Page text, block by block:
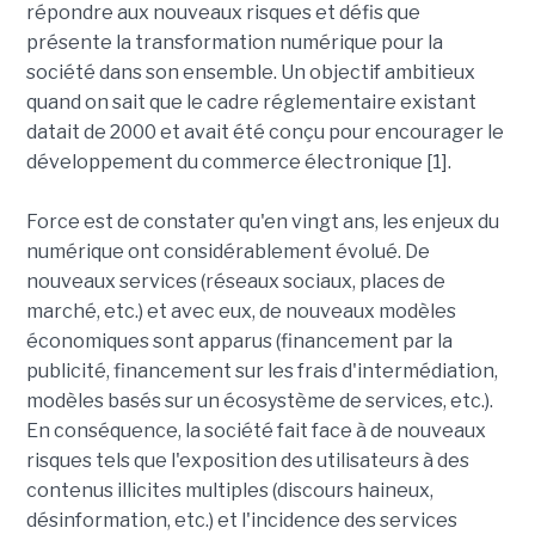
répondre aux nouveaux risques et défis que
présente la transformation numérique pour la
société dans son ensemble. Un objectif ambitieux
quand on sait que le cadre réglementaire existant
datait de 2000 et avait été conçu pour encourager le
développement du commerce électronique [1].
Force est de constater qu'en vingt ans, les enjeux du
numérique ont considérablement évolué. De
nouveaux services (réseaux sociaux, places de
marché, etc.) et avec eux, de nouveaux modèles
économiques sont apparus (financement par la
publicité, financement sur les frais d'intermédiation,
modèles basés sur un écosystème de services, etc.).
En conséquence, la société fait face à de nouveaux
risques tels que l'exposition des utilisateurs à des
contenus illicites multiples (discours haineux,
désinformation, etc.) et l'incidence des services